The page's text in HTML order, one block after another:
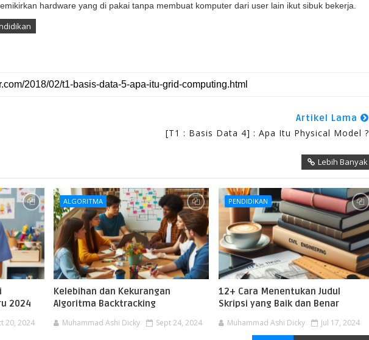
hardware yang di pakai tanpa membuat komputer dari user lain ikut sibuk bekerja.
Artikel Lama
[T1 : Basis Data 4] : Apa Itu Physical Model ?
Lebih Banyak
2024
20, 2024
ALGORITMA
Kelebihan dan Kekurangan
Algoritma Backtracking
Muhammad Ashi Dicky Sept 24, 2024
PENDIDIKAN
12+ Cara Menentukan Judul
Skripsi yang Baik dan Benar
Muhammad Ashi Dicky Jul 17, 2024